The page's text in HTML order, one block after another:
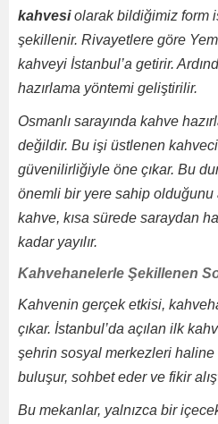
kahvesiolarak bildiğimiz form
şekillenir. Rivayetlere göre
kahveyi İstanbul’a getirir.
hazırlama yöntemi geliştirilir.
Osmanlı sarayında kahve
değildir. Bu işi üstlenen
güvenilirliğiyle öne çıkar. Bu
önemli bir yere sahip olduğunu
kahve, kısa sürede saraydan
kadar yayılır.
Kahvehanelerle Şekillenen
Kahvenin gerçek etkisi,
çıkar. İstanbul’da açılan ilk
şehrin sosyal merkezleri
buluşur, sohbet eder ve fikir
Bu mekanlar, yalnızca bir